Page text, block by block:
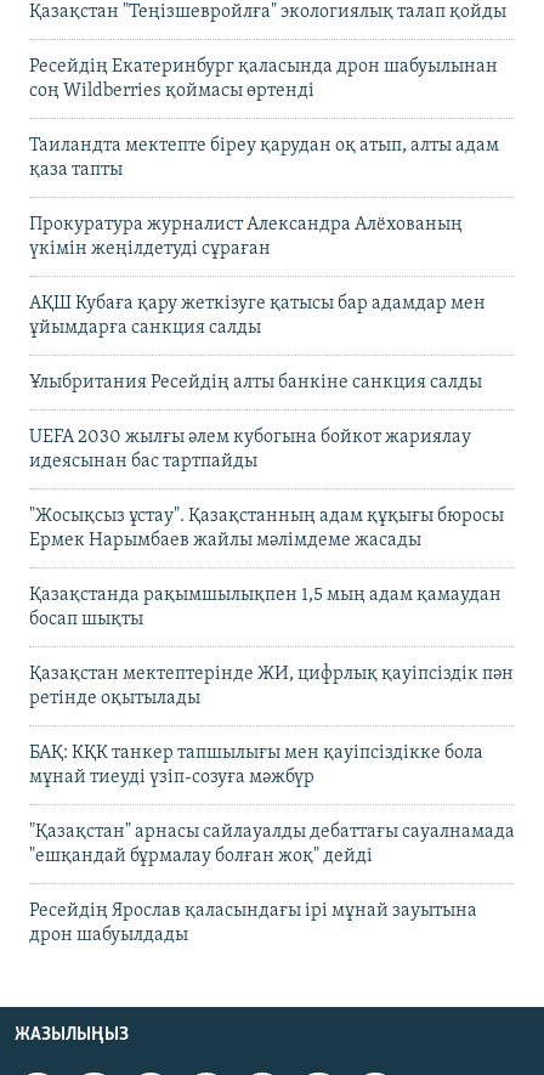
Қазақстан "Теңізшевройлға" экологиялық талап қойды
Ресейдің Екатеринбург қаласында дрон шабуылынан
соң Wildberries қоймасы өртенді
Таиландта мектепте біреу қарудан оқ атып, алты адам
қаза тапты
Прокуратура журналист Александра Алёхованың
үкімін жеңілдетуді сұраған
АҚШ Кубаға қару жеткізуге қатысы бар адамдар мен
ұйымдарға санкция салды
Ұлыбритания Ресейдің алты банкіне санкция салды
UEFA 2030 жылғы әлем кубогына бойкот жариялау
идеясынан бас тартпайды
"Жосықсыз ұстау". Қазақстанның адам құқығы бюросы
Ермек Нарымбаев жайлы мәлімдеме жасады
Қазақстанда рақымшылықпен 1,5 мың адам қамаудан
босап шықты
Қазақстан мектептерінде ЖИ, цифрлық қауіпсіздік пән
ретінде оқытылады
БАҚ: КҚК танкер тапшылығы мен қауіпсіздікке бола
мұнай тиеуді үзіп-созуға мәжбүр
"Қазақстан" арнасы сайлауалды дебаттағы сауалнамада
"ешқандай бұрмалау болған жоқ" дейді
Ресейдің Ярослав қаласындағы ірі мұнай зауытына
дрон шабуылдады
ЖАЗЫЛЫҢЫЗ